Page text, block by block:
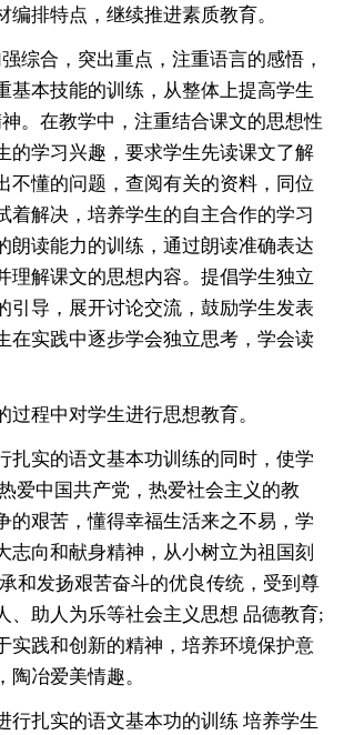
编排特点，继续推进素质教育。
综合，突出重点，注重语言的感悟，
基本技能的训练，从整体上提高学生
。在教学中，注重结合课文的思想性
的学习兴趣，要求学生先读课文了解
不懂的问题，查阅有关的资料，同位
着解决，培养学生的自主合作的学习
朗读能力的训练，通过朗读准确表达
理解课文的思想内容。提倡学生独立
引导，展开讨论交流，鼓励学生发表
在实践中逐步学会独立思考，学会读
过程中对学生进行思想教育。
扎实的语文基本功训练的同时，使学
爱中国共产党，热爱社会主义的教
的艰苦，懂得幸福生活来之不易，学
志向和献身精神，从小树立为祖国刻
和发扬艰苦奋斗的优良传统，受到尊
、助人为乐等社会主义思想 品德教育;
实践和创新的精神，培养环境保护意
陶冶爱美情趣。
行扎实的语文基本功的训练 培养学生